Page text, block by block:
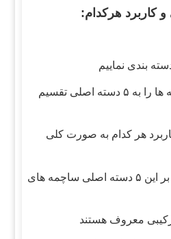
و کاربرد هرکدام:
بندی نماییم
به طور کلی میتوان ساچمه ها را به ۵ دسته اصلی تقسیم
هر کدام به صورت کلی
لازم به ذکر بوده که علاوه بر این ۵ دسته اصلی ساچمه های
معروف هستند